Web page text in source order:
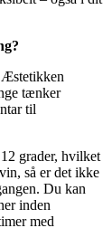
Æstetikken
tænker
til
grader, hvilket
så er det ikke
Du kan
inden
med